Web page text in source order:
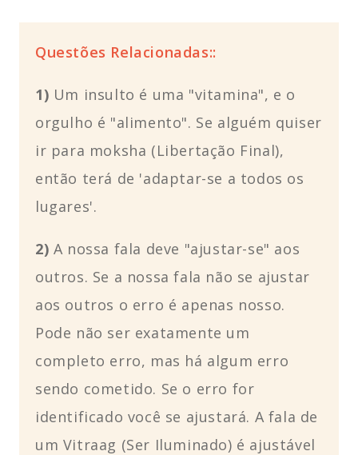
Questões Relacionadas::
1) Um insulto é uma "vitamina", e o
orgulho é "alimento". Se alguém quiser
ir para moksha (Libertação Final),
então terá de 'adaptar-se a todos os
lugares'.
2) A nossa fala deve "ajustar-se" aos
outros. Se a nossa fala não se ajustar
aos outros o erro é apenas nosso.
Pode não ser exatamente um
completo erro, mas há algum erro
sendo cometido. Se o erro for
identificado você se ajustará. A fala de
um Vitraag (Ser Iluminado) é ajustável